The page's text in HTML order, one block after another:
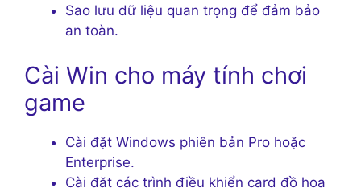
Sao lưu dữ liệu quan trọng để đảm bảo
an toàn.
Cài Win cho máy tính chơi
game
Cài đặt Windows phiên bản Pro hoặc
Enterprise.
Cài đặt các trình điều khiển card đồ họa